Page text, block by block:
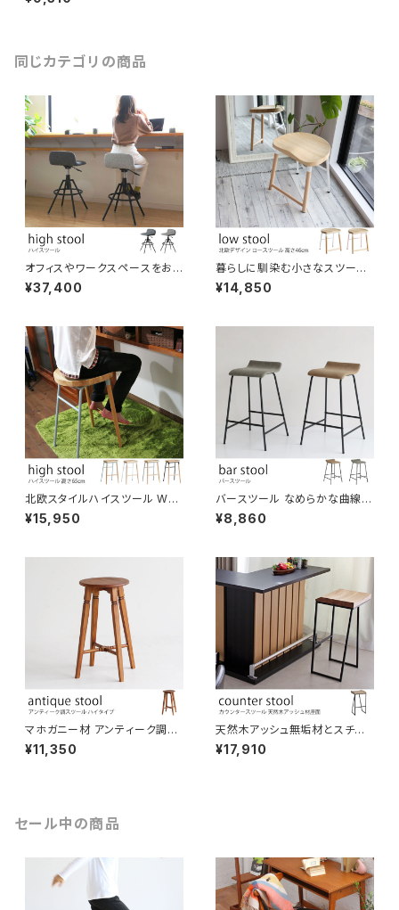
ンパクト おしゃれ レトロ調 デス
同じカテゴリの商品
オフィスやワークスペースをおし
ゃれな空間にするファブリック生
地のスツール 座面の曲線フォル
ワークスペース ホームユース
バーカウンター グレー2色
¥37,400
暮らしに馴染む小さなスツール
シンプルな北欧デザイン お尻に
なじむ天然木の座面 高さ46cm
¥14,850
北欧スタイルハイスツール WO
OD×STEEL 高さ65cm 木製
座り心地のいい曲線座面 足置き
クスペース カフェ 店舗 業務用
途 インテリア
¥15,950
バースツール なめらかな曲線を
活かした優しいフォルム PUレザ
ー生地 カウンターチェア ハイチ
¥8,860
マホガニー材 アンティーク調ハ
イスツール 丸椅子 ブラウン コ
ンパクト おしゃれ レトロ調 カウ
¥11,350
天然木アッシュ無垢材とスチー
ルフレームを組み合わせた北欧
スツール キッチンカウンター バ
¥17,910
セール中の商品